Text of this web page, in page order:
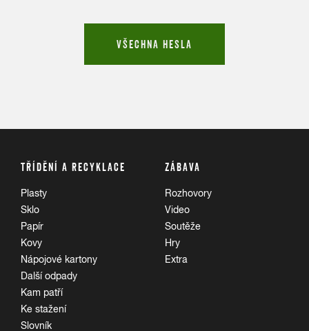
VŠECHNA HESLA
TŘÍDĚNÍ A RECYKLACE
Plasty
Sklo
Papír
Kovy
Nápojové kartony
Další odpady
Kam patří
Ke stažení
Slovník
ZÁBAVA
Rozhovory
Video
Soutěže
Hry
Extra